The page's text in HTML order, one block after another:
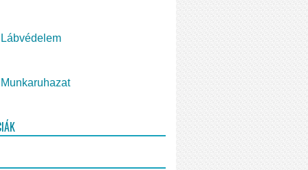
Lábvédelem
Munkaruhazat